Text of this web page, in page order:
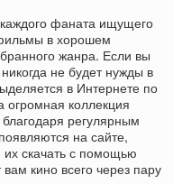
каждого фаната ищущего
в хорошем
жанра. Если вы
не будет нужды в
в Интернете по
коллекция
регулярным
на сайте,
их скачать с помощью
кино всего через пару